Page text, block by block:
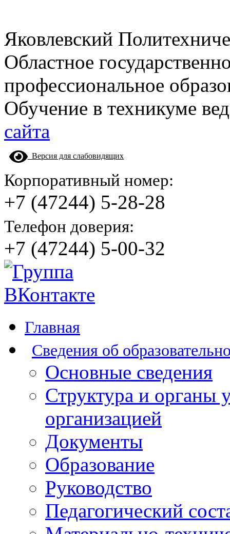
Яковлевский
Областное
профессиональное
Обучение в техникуме
сайта
Версия для слабовидящих
Корпоративный номер:
+7 (47244) 5-28-28
Телефон доверия:
+7 (47244) 5-00-32
Главная
Сведения об
Основные сведения
Структура и органы
организацией
Документы
Образование
Руководство
Педагогический